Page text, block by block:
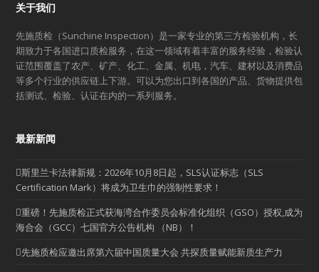
关于我们
先施质检（Sunchine Inspection）是一家专业的第三方检验机构，长
期致力于各国进口质检服务，在这一领域有着丰富的服务经验，检验认
证范围覆盖了农产、矿产、化工、金属、机电，汽车、建材以及消费品
等多个行业的供应链上下游。可以为您出口到各国的产品、货物提供包
括测试、检验、认证在内的一系列服务。
最新新闻
斯里兰卡法律新规：2026年10月8日起，SLS认证标志（SLS
Certification Mark）将成为卫生巾的强制性要求！
重磅！先施质检正式获海湾合作委员会标准化组织（GSO）授权,成为
海合会（GCC）七国官方公告机构 （NB）！
先施质检应邀出席第六届中国质量大会 共探质量赋能新质生产力